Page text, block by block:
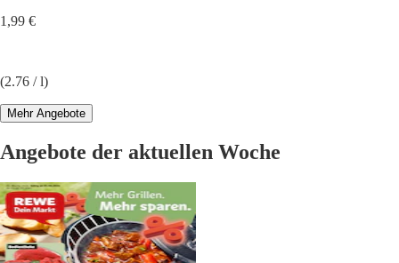
1,99 €
(2.76 / l)
Mehr Angebote
Angebote der aktuellen Woche